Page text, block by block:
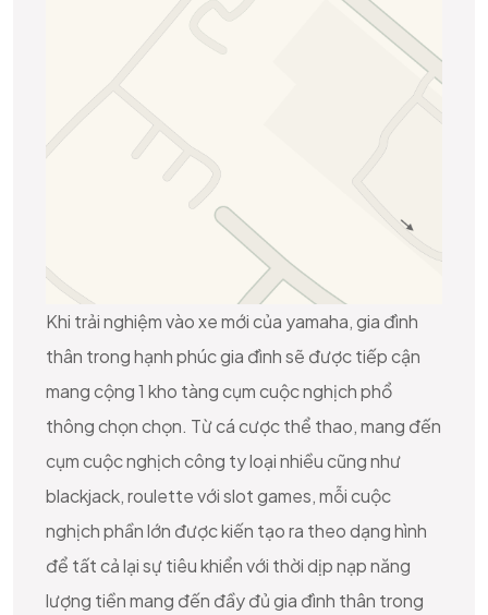
Khi trải nghiệm vào xe mới của yamaha, gia đình
thân trong hạnh phúc gia đình sẽ được tiếp cận
mang cộng 1 kho tàng cụm cuộc nghịch phổ
thông chọn chọn. Từ cá cược thể thao, mang đến
cụm cuộc nghịch công ty loại nhiều cũng như
blackjack, roulette với slot games, mỗi cuộc
nghịch phần lớn được kiến tạo ra theo dạng hình
để tất cả lại sự tiêu khiển với thời dịp nạp năng
lượng tiền mang đến đầy đủ gia đình thân trong